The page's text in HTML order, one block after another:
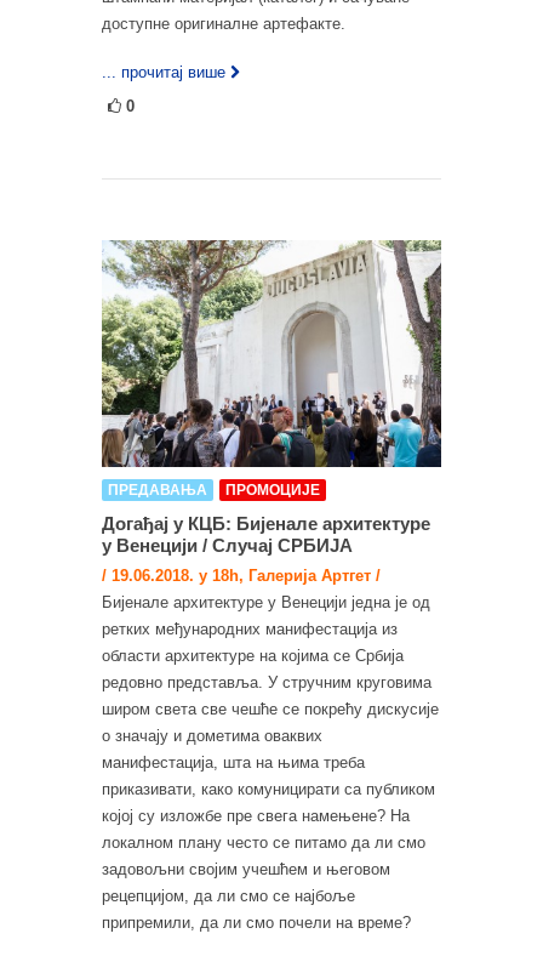
доступне оригиналне артефакте.
... прочитај више
0
ПРЕДАВАЊА ПРОМОЦИЈЕ
Догађај у КЦБ: Бијенале архитектуре
у Венецији / Случај СРБИЈА
/ 19.06.2018. у 18h, Галерија Артгет /
Бијенале архитектуре у Венецији једна је од
ретких међународних манифестација из
области архитектуре на којима се Србија
редовно представља. У стручним круговима
широм света све чешће се покрећу дискусије
о значају и дометима оваквих
манифестација, шта на њима треба
приказивати, како комуницирати са публиком
којој су изложбе пре свега намењене? На
локалном плану често се питамо да ли смо
задовољни својим учешћем и његовом
рецепцијом, да ли смо се најбоље
припремили, да ли смо почели на време?